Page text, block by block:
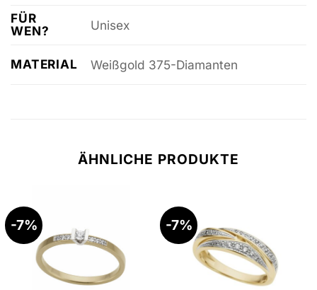
FÜR
WEN?
Unisex
MATERIAL Weißgold 375-Diamanten
ÄHNLICHE PRODUKTE
-7% -7%